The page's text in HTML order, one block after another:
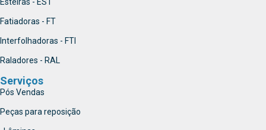
Fatiadoras - FT
Interfolhadoras - FTI
Raladores - RAL
Serviços
Pós Vendas
Peças para reposição